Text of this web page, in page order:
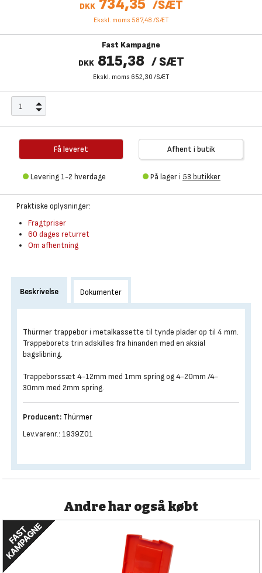
DKK 734,35 /SÆT
Ekskl. moms 587,48 /SÆT
Fast Kampagne
DKK 815,38 / SÆT
Ekskl. moms 652,30 /SÆT
Få leveret
Levering 1-2 hverdage
Afhent i butik
På lager i 53 butikker
Praktiske oplysninger:
Fragtpriser
60 dages returret
Om afhentning
Beskrivelse Dokumenter
Thürmer trappebor i metalkassette til tynde plader op til 4 mm.
Trappeborets trin adskilles fra hinanden med en aksial
bagslibning.
Trappeborssæt 4-12mm med 1mm spring og 4-20mm /4-
30mm med 2mm spring.
Producent: Thürmer
Lev.varenr.: 1939Z01
Andre har også købt